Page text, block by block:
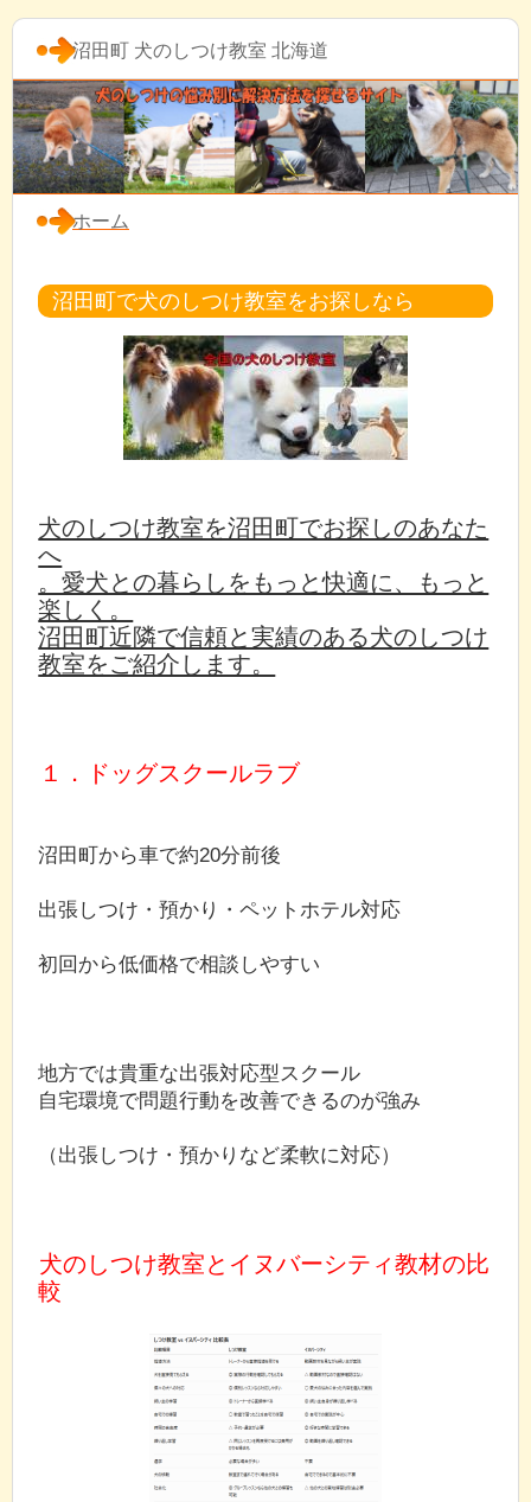
沼田町 犬のしつけ教室 北海道
ホーム
沼田町で犬のしつけ教室をお探しなら
犬のしつけ教室を沼田町でお探しのあなた
へ
。愛犬との暮らしをもっと快適に、もっと
楽しく。
沼田町近隣で信頼と実績のある犬のしつけ
教室をご紹介します。
１．ドッグスクールラブ
沼田町から車で約20分前後
出張しつけ・預かり・ペットホテル対応
初回から低価格で相談しやすい
地方では貴重な出張対応型スクール
自宅環境で問題行動を改善できるのが強み
（出張しつけ・預かりなど柔軟に対応）
犬のしつけ教室とイヌバーシティ教材の比
較